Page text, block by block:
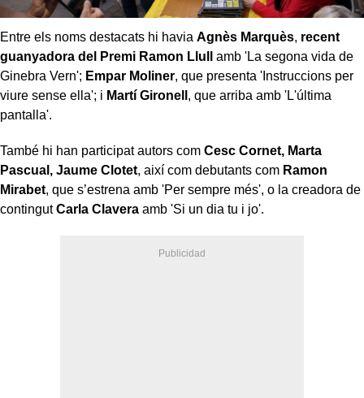
Entre els noms destacats hi havia Agnès Marquès, recent
guanyadora del Premi Ramon Llull
amb 'La segona vida de
Ginebra Vern'; Empar Moliner, que presenta 'Instruccions per
viure sense ella'; i Martí Gironell , que arriba amb 'L'última
pantalla'.
També hi han participat autors com Cesc Cornet, Marta
Pascual, Jaume Clotet, així com debutants com Ramon
Mirabet, que s’estrena amb 'Per sempre més', o la creadora de
contingutCarla Clavera amb 'Si un dia tu i jo'.